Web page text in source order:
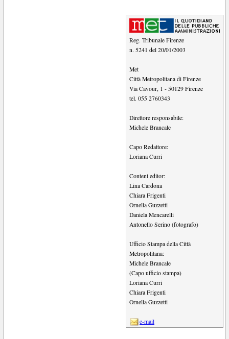
Reg. Tribunale Firenze
n. 5241 del 20/01/2003
Met
Città Metropolitana di Firenze
Via Cavour, 1 - 50129 Firenze
tel. 055 2760343
Direttore responsabile:
Michele Brancale
Capo Redattore:
Loriana Curri
Content editor:
Lina Cardona
Chiara Frigenti
Ornella Guzzetti
Daniela Mencarelli
Antonello Serino (fotografo)
Ufficio Stampa della Città
Metropolitana:
Michele Brancale
(Capo ufficio stampa)
Loriana Curri
Chiara Frigenti
Ornella Guzzetti
e-mail